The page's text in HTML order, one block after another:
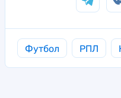
Футбол РПЛ